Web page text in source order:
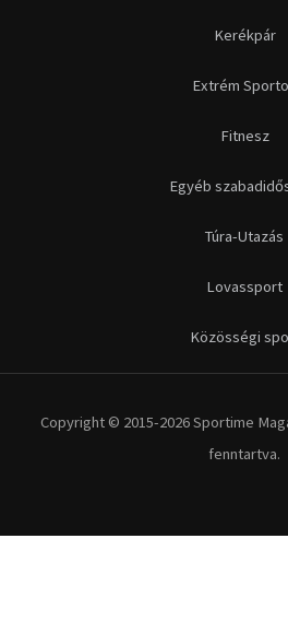
Kerékpár
Extrém
Fitnesz
Egyéb
Túra-Utazás
Lovassport
Közösségi
Copyright © 2015-2026 Sportime
fenntartva.